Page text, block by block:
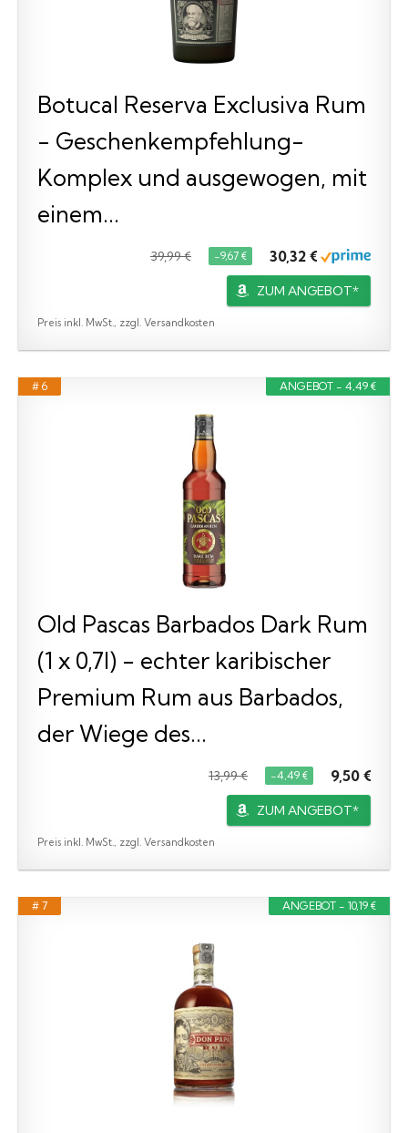
Botucal Reserva Exclusiva Rum
- Geschenkempfehlung-
Komplex und ausgewogen, mit
einem...
39,99 € −9,67 € 30,32 €
ZUM ANGEBOT*
Preis inkl. MwSt., zzgl. Versandkosten
ANGEBOT - 4,49 €
# 6
Old Pascas Barbados Dark Rum
(1 x 0,7l) - echter karibischer
Premium Rum aus Barbados,
der Wiege des...
13,99 € −4,49 € 9,50 €
ZUM ANGEBOT*
Preis inkl. MwSt., zzgl. Versandkosten
ANGEBOT - 10,19 €
# 7